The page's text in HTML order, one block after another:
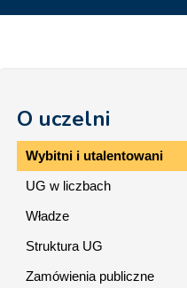
wyszukiwania
O uczelni
Wybitni i utalentowani
UG w liczbach
Władze
Struktura UG
Zamówienia publiczne